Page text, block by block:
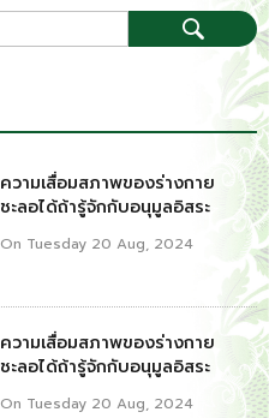
ความเสื่อมสภาพของร่างกาย
ชะลอได้ถ้ารู้จักกับอนุมูลอิสระ
On Tuesday 20 Aug, 2024
ความเสื่อมสภาพของร่างกาย
ชะลอได้ถ้ารู้จักกับอนุมูลอิสระ
On Tuesday 20 Aug, 2024